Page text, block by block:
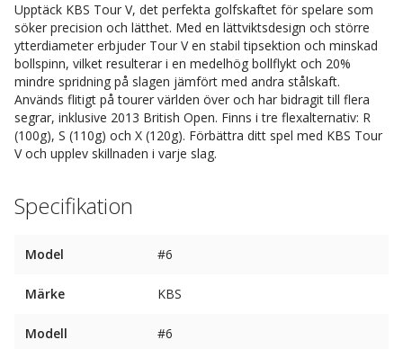
Upptäck KBS Tour V, det perfekta golfskaftet för spelare som
söker precision och lätthet. Med en lättviktsdesign och större
ytterdiameter erbjuder Tour V en stabil tipsektion och minskad
bollspinn, vilket resulterar i en medelhög bollflykt och 20%
mindre spridning på slagen jämfört med andra stålskaft.
Används flitigt på tourer världen över och har bidragit till flera
segrar, inklusive 2013 British Open. Finns i tre flexalternativ: R
(100g), S (110g) och X (120g). Förbättra ditt spel med KBS Tour
V och upplev skillnaden i varje slag.
Specifikation
Model #6
Märke KBS
Modell #6